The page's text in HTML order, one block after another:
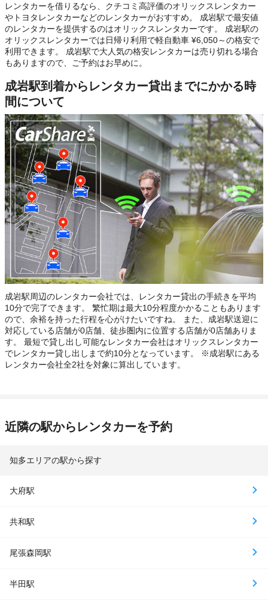
レンタカーを借りるなら、クチコミ高評価のオリックスレンタカー
やトヨタレンタカーなどのレンタカーがおすすめ。 成岩駅で最安値
のレンタカーを提供するのはオリックスレンタカーです。 成岩駅の
オリックスレンタカーでは日帰り利用で軽自動車 ¥6,050～の格安で
利用できます。 成岩駅で大人気の格安レンタカーは売り切れる場合
もありますので、ご予約はお早めに。
成岩駅到着からレンタカー貸出までにかかる時
間について
成岩駅周辺のレンタカー会社では、レンタカー貸出の手続きを平均
10分で完了できます。 繁忙期は最大10分程度かかることもあります
ので、余裕を持った行程を心がけたいですね。 また、成岩駅送迎に
対応している店舗が0店舗、徒歩圏内に位置する店舗が0店舗ありま
す。 最短で貸し出し可能なレンタカー会社はオリックスレンタカー
でレンタカー貸し出しまで約10分となっています。 ※成岩駅にある
レンタカー会社全2社を対象に算出しています。
近隣の駅からレンタカーを予約
知多エリアの駅から探す
大府駅
共和駅
尾張森岡駅
半田駅